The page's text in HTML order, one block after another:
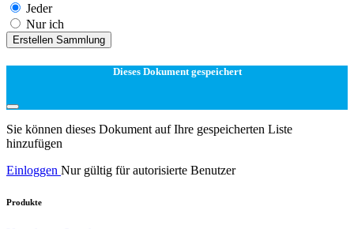
Jeder
Nur ich
Erstellen Sammlung
Dieses Dokument gespeichert
Sie können dieses Dokument auf Ihre gespeicherten Liste
hinzufügen
Einloggen Nur gültig für autorisierte Benutzer
Produkte